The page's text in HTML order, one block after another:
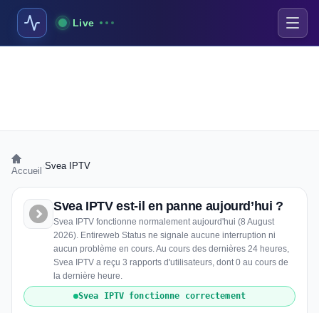
Live
Accueil Svea IPTV
Svea IPTV est-il en panne aujourd’hui ?
Svea IPTV fonctionne normalement aujourd'hui (8 August
2026). Entireweb Status ne signale aucune interruption ni
aucun problème en cours. Au cours des dernières 24 heures,
Svea IPTV a reçu 3 rapports d'utilisateurs, dont 0 au cours de
la dernière heure.
Svea IPTV fonctionne correctement